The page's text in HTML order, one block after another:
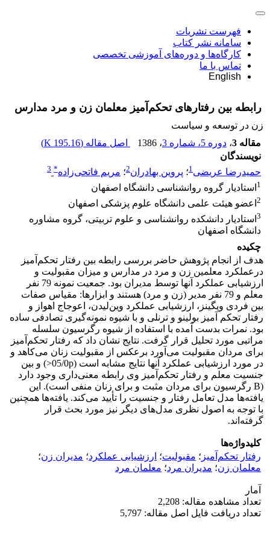
فهرست نشریات
سامانه نشر کتاب
کارگاه‌ها و دوره‌های آموزشی تخصصی
تماس با ما
English
رابطه بین رفتارهای تحکم‌آمیز معلمان زن و مرد مدارس
زن در توسعه و سیاست
مقاله 3
، دوره 5، شماره 3 ، 1386 اصل مقاله (195.16 K
)
نویسندگان
حمیدرضا عریضی1؛ پروین بهادران2؛ مریم فاتحی‌زاده*
3
1 استادیار گروه روانشناسی دانشگاه اصفهان
2 اعضو هیئت علمی دانشگاه علوم پزشکی اصفهان
3 استادیار دانشکده روانشناسی و علوم تربیتی، گروه مشاوره
دانشگاه اصفهان
چکیده
هدف از انجام پژوهش حاضر بررسی رابطه بین رفتار تحکم‌آمیز
درعملکرد معلمین زن و مرد در مدارس و میزان مقبولیت و
ارزشیابی عملکرد آنها توسط مدیران بود. جمعیت نمونه 79 نفر
معلم و 79 نفر مدیر (زن و مرد) هستند و ابزارها: مقیاس صفات
بین فردی ویگینز، ارزشیابی عملکرد وین‌لیدن، اعوجاج اهواز و
رفتار تحکم آمیز بولینو و ترنلی و با شیوه نمونه‌گیری تصادفی ساده
بود. نمرات بدست آمده با استفاده از شیوه رگرسیون سلسله
مراتبی مورد تحلیل قرار گرفت. نتایج نشان داد که رفتار تحکم‌آمیز
برای مردان مقبولیت می‌آورد برعکس از مقبولیت‌ زنان می‌کاهد و
در مورد ارزشیابی عملکرد آنها نتایج مشابه است (05/0p<) و بین
جنسیت معلم و رفتار تحکم‌آمیز وی رابطه معنی‌داری وجود دارد
(B رگرسیون برای مردان مثبت و برای زنان منفی است). این
یافته‌ها مدل تعامل رفتار و جنسیت را تأیید می‌کند. یافته‌ها همچنین
با توجه به اصول نظری مدل‌های دیگر نیز مورد بحث قرار
گرفته‌اند.
کلیدواژه‌ها
رفتار تحکم‌آمیز ؛ مقبولیت؛ ارزشیابی عملکرد؛ مدیران زن؛
معلمان زن؛ مدیران مرد؛ معلمان مرد
آمار
تعداد مشاهده مقاله: 2,208
تعداد دریافت فایل اصل مقاله: 5,797